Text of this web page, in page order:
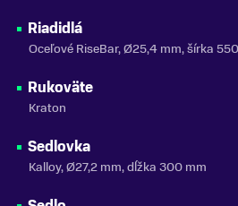
Riadidlá
Oceľové RiseBar, Ø25,4 mm, šírka
Rukoväte
Kraton
Sedlovka
Kalloy, Ø27,2 mm, dĺžka 300 mm